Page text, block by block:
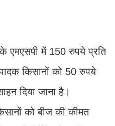
एमएसपी में 150 रुपये प्रति
किसानों को 50 रुपये
दिया जाना है।
को बीज की कीमत